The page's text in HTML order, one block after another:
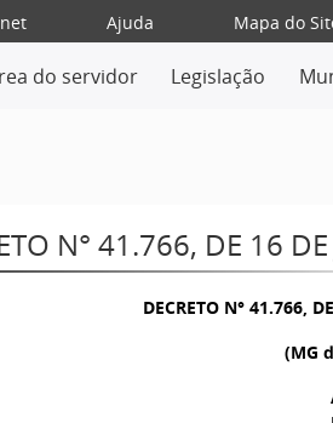
Ajuda Mapa do
do servidor Legislação
N° 41.766, DE 16
DECRETO N° 41.766,
(MG